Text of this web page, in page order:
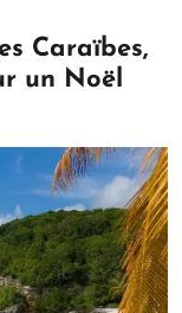
Caraïbes,
un Noël